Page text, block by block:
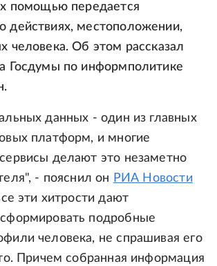
помощью передается
действиях, местоположении,
человека. Об этом рассказал
Госдумы по информполитике
данных - один из главных
платформ, и многие
делают это незаметно
- пояснил он РИА Новости
эти хитрости дают
подробные
человека, не спрашивая его
Причем собранная информация